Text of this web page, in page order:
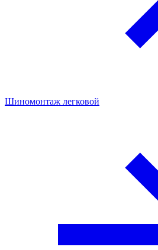
Шиномонтаж легковой